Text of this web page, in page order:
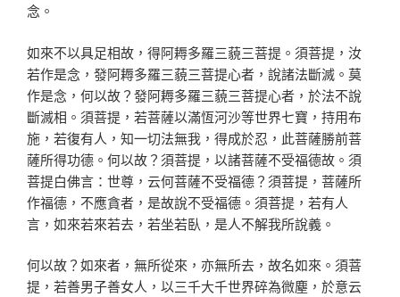
念。
如來不以具足相故，得阿耨多羅三藐三菩提。須菩提，汝
若作是念，發阿耨多羅三藐三菩提心者，說諸法斷滅。莫
作是念，何以故？發阿耨多羅三藐三菩提心者，於法不說
斷滅相。須菩提，若菩薩以滿恆河沙等世界七寶，持用布
施，若復有人，知一切法無我，得成於忍，此菩薩勝前菩
薩所得功德。何以故？須菩提，以諸菩薩不受福德故。須
菩提白佛言：世尊，云何菩薩不受福德？須菩提，菩薩所
作福德，不應貪者，是故說不受福德。須菩提，若有人
言，如來若來若去，若坐若臥，是人不解我所說義。
何以故？如來者，無所從來，亦無所去，故名如來。須菩
提，若善男子善女人，以三千大千世界碎為微塵，於意云